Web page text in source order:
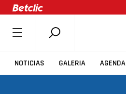
NOTICIAS GALERIA AGENDA
SOBRE A FPB
DOCUMENTOS